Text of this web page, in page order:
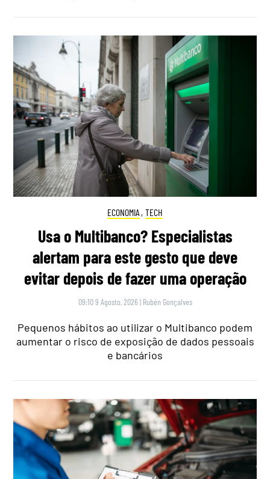
ECONOMIA , TECH
Usa o Multibanco? Especialistas
alertam para este gesto que deve
evitar depois de fazer uma operação
09:10 9 Agosto, 2026 | Rubén Gonçalves
Pequenos hábitos ao utilizar o Multibanco podem
aumentar o risco de exposição de dados pessoais
e bancários